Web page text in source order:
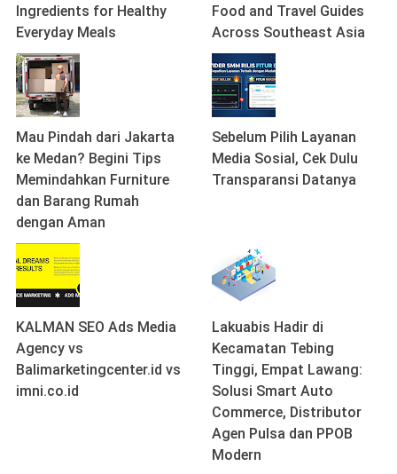
Ingredients for Healthy
Everyday Meals
Food and Travel Guides
Across Southeast Asia
Mau Pindah dari Jakarta
ke Medan? Begini Tips
Memindahkan Furniture
dan Barang Rumah
dengan Aman
Sebelum Pilih Layanan
Media Sosial, Cek Dulu
Transparansi Datanya
KALMAN SEO Ads Media
Agency vs
Balimarketingcenter.id vs
imni.co.id
Lakuabis Hadir di
Kecamatan Tebing
Tinggi, Empat Lawang:
Solusi Smart Auto
Commerce, Distributor
Agen Pulsa dan PPOB
Modern